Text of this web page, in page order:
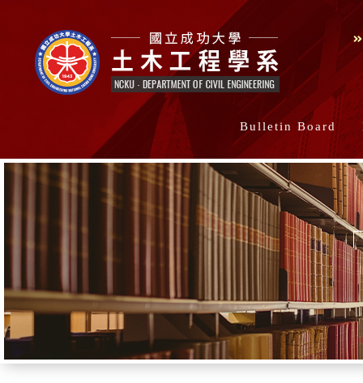
Bulletin Board